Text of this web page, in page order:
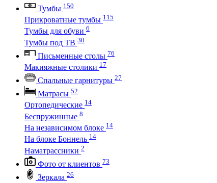
Тумбы 150
Прикроватные тумбы 115
Тумбы для обуви 6
Тумбы под ТВ 30
Письменные столы 76
Макияжные столики 17
Спальные гарнитуры 27
Матрасы 52
Ортопедические 14
Беспружинные 8
На независимом блоке 14
На блоке Боннель 14
Наматрассники 2
Фото от клиентов 73
Зеркала 26